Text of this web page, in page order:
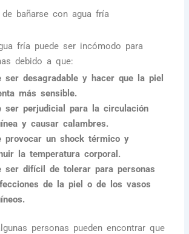
de bañarse con agua fría
fría puede ser incómodo para
debido a que:
ser desagradable y hacer que la piel
más sensible.
ser perjudicial para la circulación
y causar calambres.
provocar un shock térmico y
la temperatura corporal.
ser difícil de tolerar para personas
de la piel o de los vasos
personas pueden encontrar que